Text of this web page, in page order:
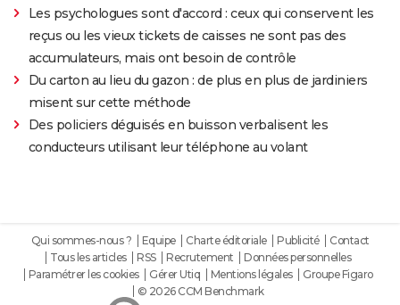
Les psychologues sont d'accord : ceux qui conservent les
reçus ou les vieux tickets de caisses ne sont pas des
accumulateurs, mais ont besoin de contrôle
Du carton au lieu du gazon : de plus en plus de jardiniers
misent sur cette méthode
Des policiers déguisés en buisson verbalisent les
conducteurs utilisant leur téléphone au volant
Qui sommes-nous ? Equipe Charte éditoriale Publicité
Contact
Tous les articles
RSS Recrutement
Données personnelles
Paramétrer les cookies
Gérer Utiq Mentions légales
Groupe Figaro
© 2026 CCM Benchmark